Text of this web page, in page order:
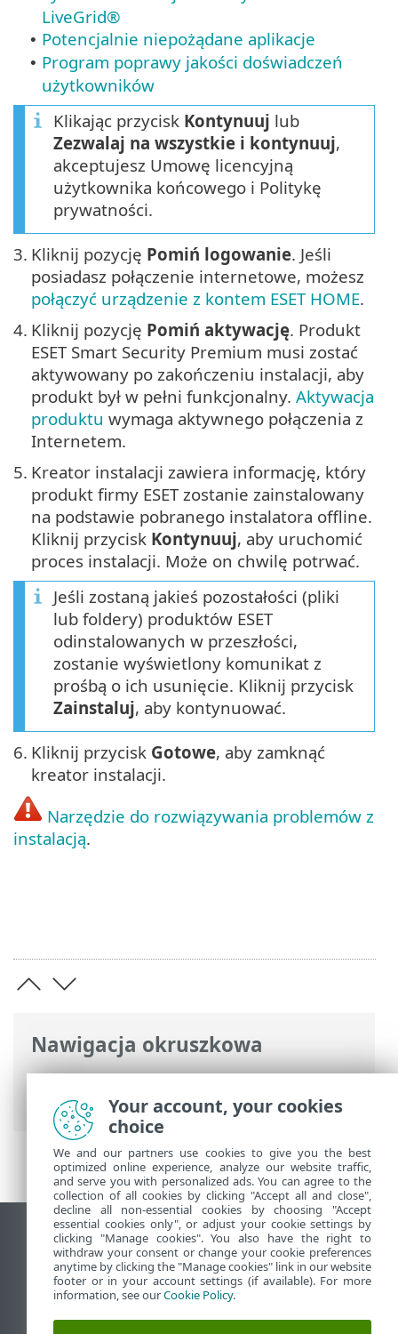
Nawigacja okruszkowa
Pomoc online ESET>ESET Smart Security
Premium
>Instalacja> Instalacja offline
LiveGrid®
• Potencjalnie niepożądane aplikacje
• Program poprawy jakości doświadczeń
użytkowników
Klikając przycisk Kontynuuj lub
Zezwalaj na wszystkie i kontynuuj,
akceptujesz Umowę licencyjną
użytkownika końcowego i Politykę
prywatności.
3. Kliknij pozycję Pomiń logowanie. Jeśli
posiadasz połączenie internetowe, możesz
połączyć urządzenie z kontem ESET HOME.
4. Kliknij pozycję Pomiń aktywację. Produkt
ESET Smart Security Premium musi zostać
aktywowany po zakończeniu instalacji, aby
produkt był w pełni funkcjonalny. Aktywacja
produktu wymaga aktywnego połączenia z
Internetem.
5. Kreator instalacji zawiera informację, który
produkt firmy ESET zostanie zainstalowany
na podstawie pobranego instalatora offline.
Kliknij przycisk Kontynuuj, aby uruchomić
proces instalacji. Może on chwilę potrwać.
Jeśli zostaną jakieś pozostałości (pliki
lub foldery) produktów ESET
odinstalowanych w przeszłości,
zostanie wyświetlony komunikat z
prośbą o ich usunięcie. Kliknij przycisk
Zainstaluj, aby kontynuować.
6. Kliknij przycisk Gotowe, aby zamknąć
kreator instalacji.
Narzędzie do rozwiązywania problemów z
instalacją.
Wyświetl witrynę internetową dla
komputerów
End of Life
Baza wiedzy ESET
Your account, your cookies
choice
We and our partners use cookies to give you the best
optimized online experience, analyze our website traffic,
and serve you with personalized ads. You can agree to the
collection of all cookies by clicking "Accept all and close",
decline all non-essential cookies by choosing "Accept
essential cookies only", or adjust your cookie settings by
clicking "Manage cookies". You also have the right to
withdraw your consent or change your cookie preferences
anytime by clicking the "Manage cookies" link in our website
footer or in your account settings (if available). For more
information, see ourCookie Policy.